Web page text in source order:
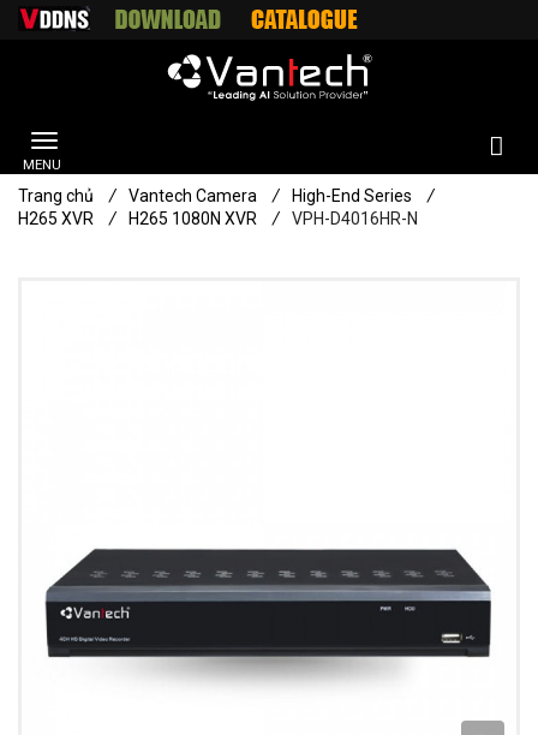
Trang chủ / Vantech Camera / High-End Series
/
H265 XVR
/ H265 1080N XVR / VPH-D4016HR-N